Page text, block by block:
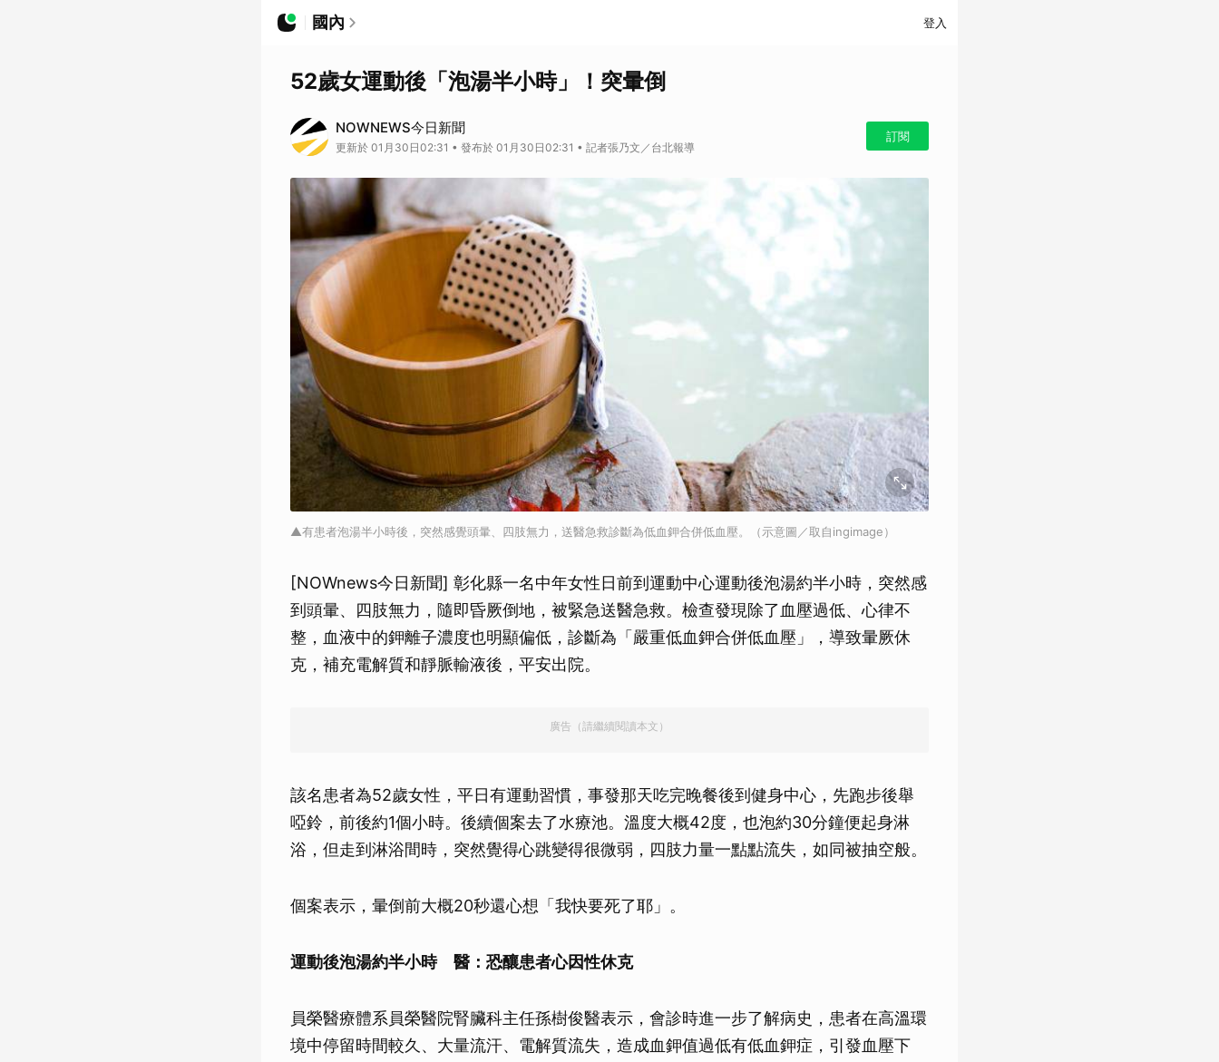
國內 登入
52歲女運動後「泡湯半小時」！突暈倒
NOWNEWS今日新聞
更新於 01月30日02:31 • 發布於 01月30日02:31 • 記者張乃文／台北報導
訂閱
▲有患者泡湯半小時後，突然感覺頭暈、四肢無力，送醫急救診斷為低血鉀合併低血壓。（示意圖／取自ingimage）
[NOWnews今日新聞] 彰化縣一名中年女性日前到運動中心運動後泡湯約半小時，突然感
到頭暈、四肢無力，隨即昏厥倒地，被緊急送醫急救。檢查發現除了血壓過低、心律不
整，血液中的鉀離子濃度也明顯偏低，診斷為「嚴重低血鉀合併低血壓」，導致暈厥休
克，補充電解質和靜脈輸液後，平安出院。
廣告（請繼續閱讀本文）
該名患者為52歲女性，平日有運動習慣，事發那天吃完晚餐後到健身中心，先跑步後舉
啞鈴，前後約1個小時。後續個案去了水療池。溫度大概42度，也泡約30分鐘便起身淋
浴，但走到淋浴間時，突然覺得心跳變得很微弱，四肢力量一點點流失，如同被抽空般。
個案表示，暈倒前大概20秒還心想「我快要死了耶」。
運動後泡湯約半小時 醫：恐釀患者心因性休克
員榮醫療體系員榮醫院腎臟科主任孫樹俊醫表示，會診時進一步了解病史，患者在高溫環
境中停留時間較久、大量流汗、電解質流失，造成血鉀值過低有低血鉀症，引發血壓下